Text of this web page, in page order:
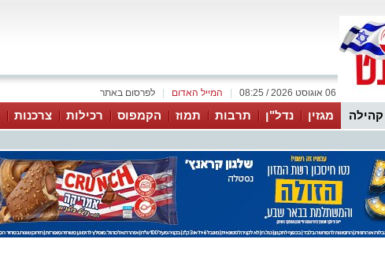
לפרסום באתר המייל האדום 06 אוגוסט 2026 / 08:25
קהילה מגזין נדל"ן תרבות תמוז הקמפוס רכילות צרכנות